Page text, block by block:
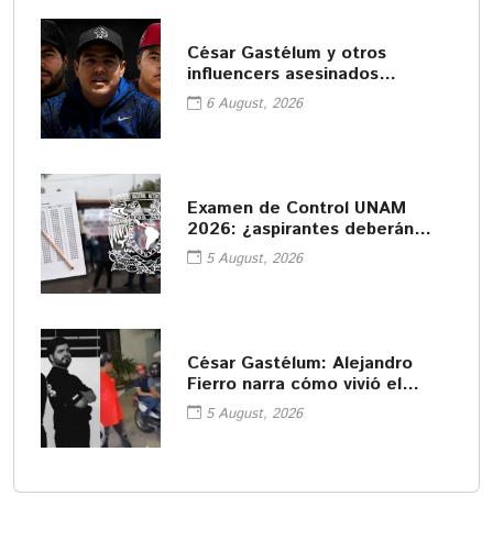
César Gastélum y otros
influencers asesinados
vinculados al narco
6 August, 2026
Examen de Control UNAM
2026: ¿aspirantes deberán
pagar de nuevo?
5 August, 2026
César Gastélum: Alejandro
Fierro narra cómo vivió el
asesinato del influencer
5 August, 2026